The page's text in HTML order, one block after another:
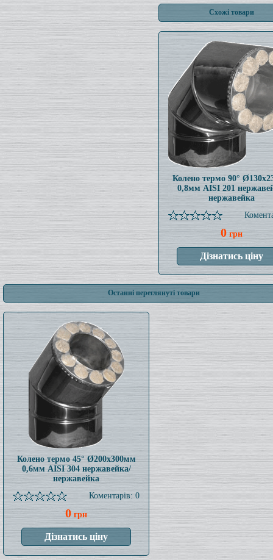
Схожі товари
Колено термо 90°
0,8мм AISI 201
нержавейка
0грн
Останні переглянуті товари
Колено термо 45° Ø200x300мм
0,6мм AISI 304 нержавейка/
нержавейка
Коментарів: 0
0 грн